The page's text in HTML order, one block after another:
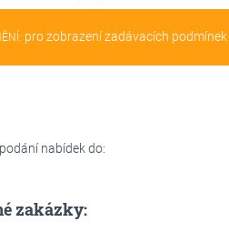
pro zobrazení zadávacích podmínek
nabídek do:
zakázky: